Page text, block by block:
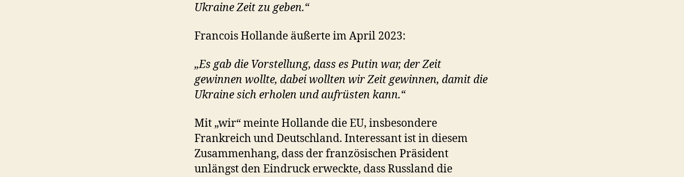
Ukraine Zeit zu geben.“
Francois Hollande äußerte im April 2023:
„Es gab die Vorstellung, dass es Putin war, der Zeit
gewinnen wollte, dabei wollten wir Zeit gewinnen, damit die
Ukraine sich erholen und aufrüsten kann.“
Mit „wir“ meinte Hollande die EU, insbesondere
Frankreich und Deutschland. Interessant ist in diesem
Zusammenhang, dass der französischen Präsident
unlängst den Eindruck erweckte, dass Russland die